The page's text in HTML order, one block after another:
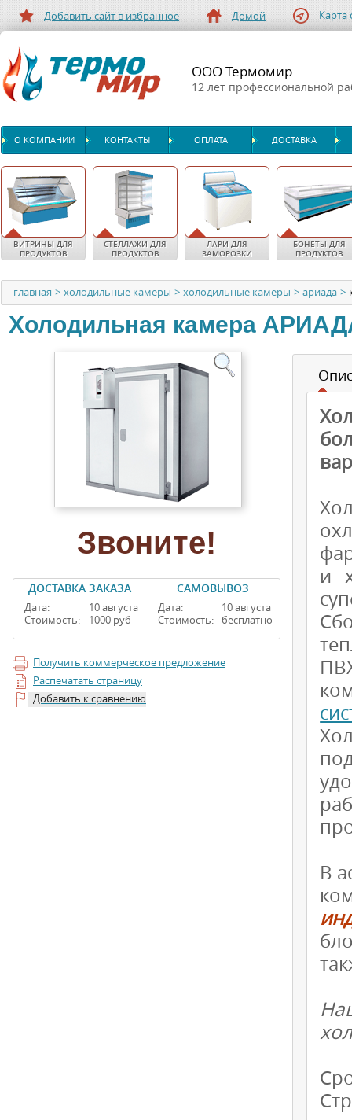
Добавить сайт в избранное Домой Карта
ООО Термомир
12 лет профессиональной
О КОМПАНИИ КОНТАКТЫ ОПЛАТА ДОСТАВКА
ВИТРИНЫ ДЛЯ
ПРОДУКТОВ
СТЕЛЛАЖИ ДЛЯ
ПРОДУКТОВ
ЛАРИ ДЛЯ
ЗАМОРОЗКИ
БОНЕТЫ ДЛЯ
ПРОДУКТОВ
главная > холодильные камеры > холодильные камеры > ариада >
Холодильная камера
Звоните!
ДОСТАВКА ЗАКАЗА
Дата:
Стоимость:
10 августа
1000 руб
САМОВЫВОЗ
Дата:
Стоимость:
10 августа
бесплатно
Получить коммерческое предложение
Распечатать страницу
Добавить к сравнению
и
В